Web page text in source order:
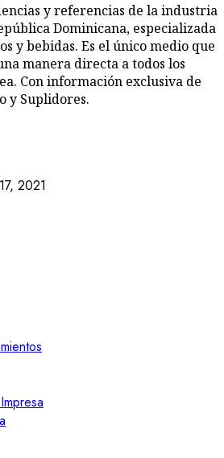
y referencias de la industria
Dominicana, especializada
y bebidas. Es el único medio que
manera directa a todos los
Con información exclusiva de
y Suplidores.
2021